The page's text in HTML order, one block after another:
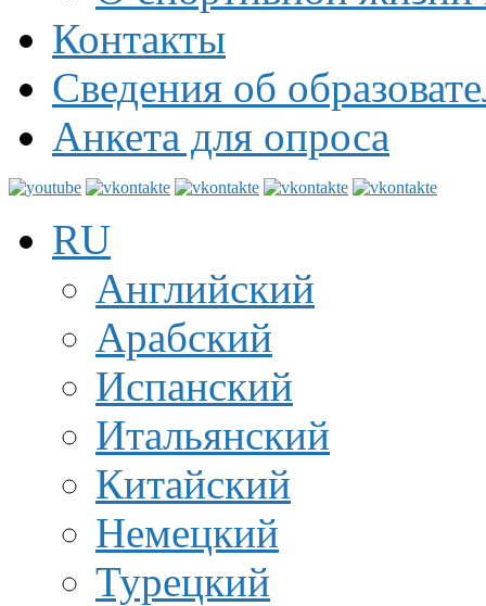
Контакты
Сведения об
Анкета для опроса
RU
Английский
Арабский
Испанский
Итальянский
Китайский
Немецкий
Турецкий